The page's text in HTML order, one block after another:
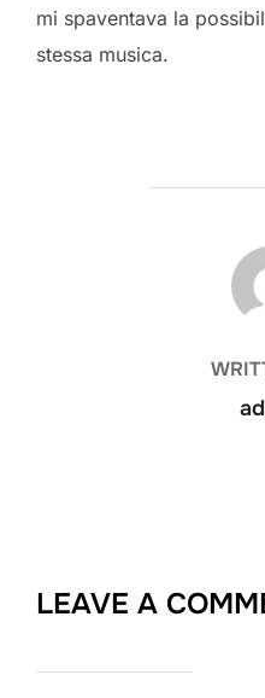
mi spaventava la
stessa musica.
POST
LEAVE A